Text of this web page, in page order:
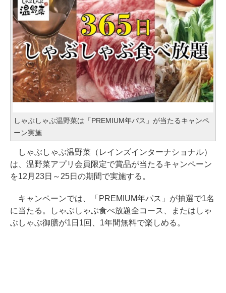
しゃぶしゃぶ温野菜は「PREMIUM年パス」が当たるキャンペ
ーン実施
しゃぶしゃぶ温野菜（レインズインターナショナル）
は、温野菜アプリ会員限定で賞品が当たるキャンペーン
を12月23日～25日の期間で実施する。
キャンペーンでは、「PREMIUM年パス」が抽選で1名
に当たる。しゃぶしゃぶ食べ放題全コース、またはしゃ
ぶしゃぶ御膳が1日1回、1年間無料で楽しめる。